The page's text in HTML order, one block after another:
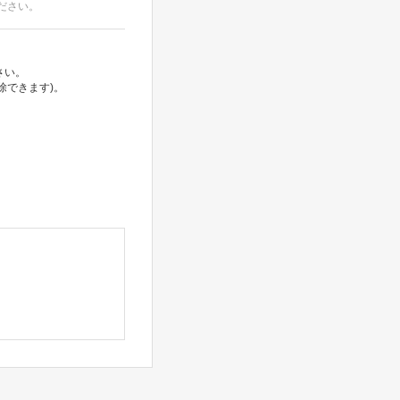
い。
。
きます)。